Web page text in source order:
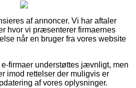
af annoncer. Vi har aftaler
hvor vi præsenterer firmaernes
når en bruger fra vores website
firmaer understøttes jævnligt, men
imod rettelser der muligvis er
af vores oplysninger.